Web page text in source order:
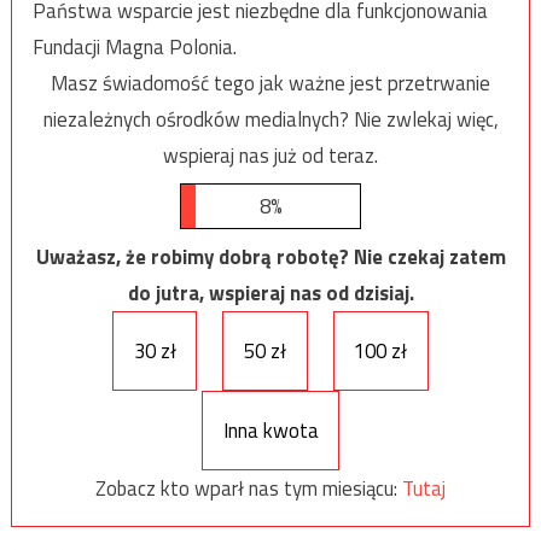
Państwa wsparcie jest niezbędne dla funkcjonowania
Fundacji Magna Polonia.
Masz świadomość tego jak ważne jest przetrwanie
niezależnych ośrodków medialnych? Nie zwlekaj więc,
wspieraj nas już od teraz.
8%
Uważasz, że robimy dobrą robotę? Nie czekaj zatem
do jutra, wspieraj nas od dzisiaj.
30 zł
50 zł 100 zł
Inna kwota
Zobacz kto wparł nas tym miesiącu: Tutaj